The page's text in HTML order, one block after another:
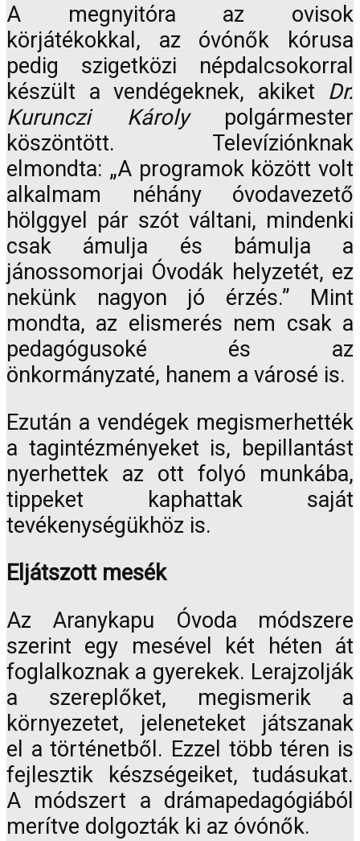
A megnyitóra az ovisok
körjátékokkal, az óvónők kórusa
pedig szigetközi népdalcsokorral
készült a vendégeknek, akiket Dr.
Kurunczi Károlypolgármester
köszöntött. Televíziónknak
elmondta: „A programok között volt
alkalmam néhány óvodavezető
hölggyel pár szót váltani, mindenki
csak ámulja és bámulja a
jánossomorjai Óvodák helyzetét, ez
nekünk nagyon jó érzés.” Mint
mondta, az elismerés nem csak a
pedagógusoké és az
önkormányzaté, hanem a városé is.
Ezután a vendégek megismerhették
a tagintézményeket is, bepillantást
nyerhettek az ott folyó munkába,
tippeket kaphattak saját
tevékenységükhöz is.
Eljátszott mesék
Az Aranykapu Óvoda módszere
szerint egy mesével két héten át
foglalkoznak a gyerekek. Lerajzolják
a szereplőket, megismerik a
környezetet, jeleneteket játszanak
el a történetből. Ezzel több téren is
fejlesztik készségeiket, tudásukat.
A módszert a drámapedagógiából
merítve dolgozták ki az óvónők.